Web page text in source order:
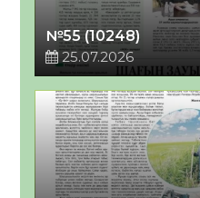
№55 (10248)
25.07.2026